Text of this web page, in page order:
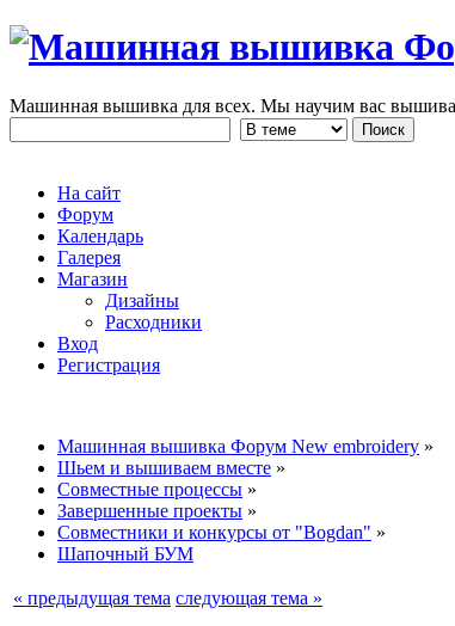
Машинная вышивка для всех. Мы научим вас
На сайт
Форум
Календарь
Галерея
Магазин
Дизайны
Расходники
Вход
Регистрация
Машинная вышивка Форум New embroidery »
Шьем и вышиваем вместе »
Совместные процессы »
Завершенные проекты »
Совместники и конкурсы от "Bogdan" »
Шапочный БУМ
« предыдущая тема следующая тема »